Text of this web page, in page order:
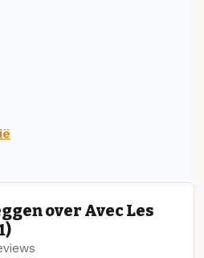
over Avec Les